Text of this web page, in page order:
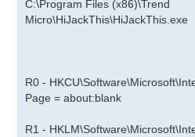
C:\Program Files (x86)\Trend
Micro\HiJackThis\HiJackThis.exe
R0 -
Page = about:blank
R1 -